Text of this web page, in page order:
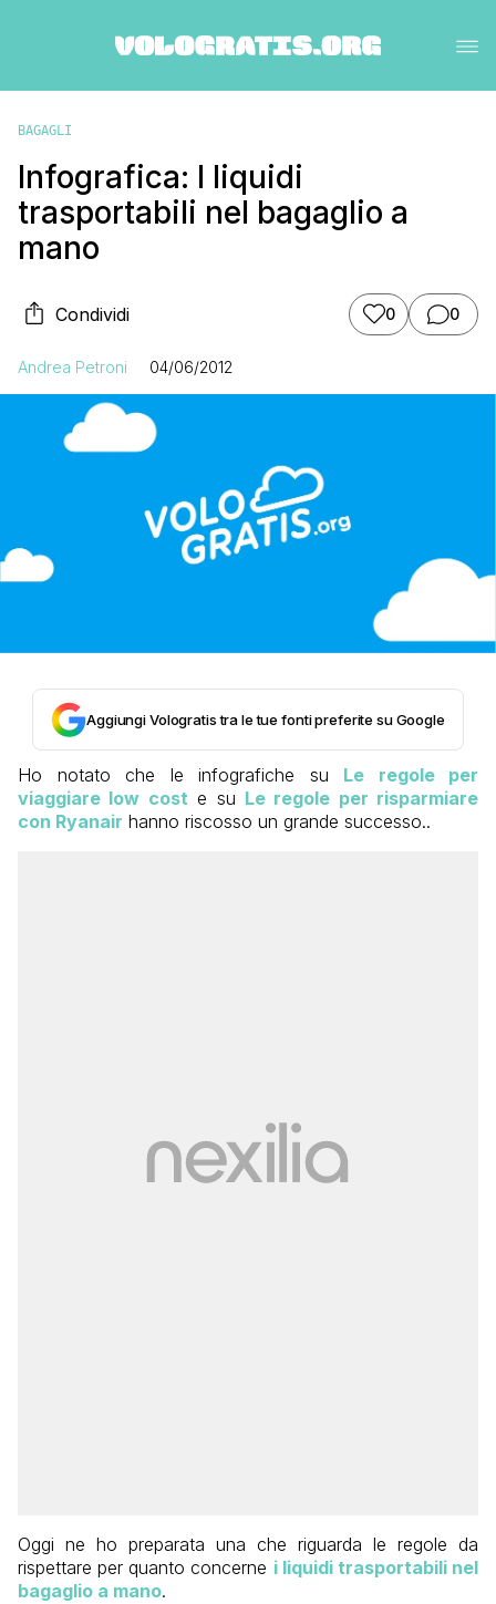
BAGAGLI
Infografica: I liquidi
trasportabili nel bagaglio a
mano
Condividi 0 0
Andrea Petroni 04/06/2012
Aggiungi Vologratis tra le tue fonti preferite su Google
Ho notato che le infografiche su Le regole per
viaggiare low cost e su Le regole per risparmiare
con Ryanair hanno riscosso un grande successo..
Oggi ne ho preparata una che riguarda le regole da
rispettare per quanto concerne i liquidi trasportabili nel
bagaglio a mano.